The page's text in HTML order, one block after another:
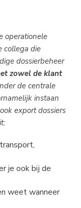
operationele
collega die
dossierbeheer
zowel de klant
de centrale
instaan
export dossiers
je ook bij de
weet wanneer